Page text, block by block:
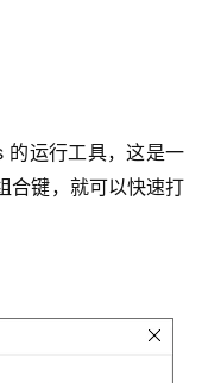
运行工具，这是一
合键，就可以快速打